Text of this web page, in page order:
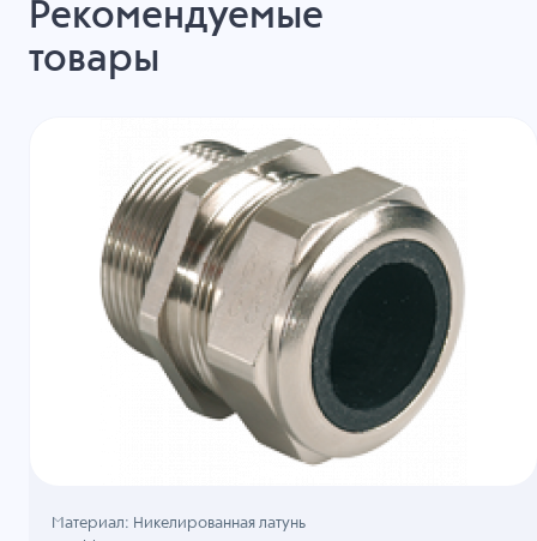
Рекомендуемые
товары
Материал: Никелированная латунь